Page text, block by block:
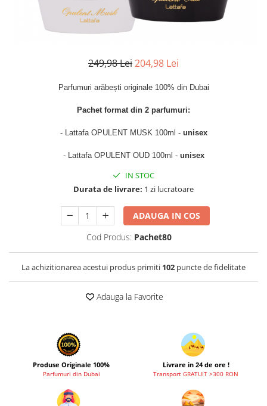
Parfumuri Vanilate
Parfumuri PREMIUM
Parfumuri de SEARA
Parfumuri de VARA
Parfumuri de IARNA
Cadouri pentru EL
Cadouri pentru EA
Al Fakhr Perfumes
Ard al Zaafaran
Armaf
Athoor Al Alam
Fragrance World
Frederic Patric
249,98 Lei204,98 Lei
Parfumuri arăbești originale 100% din Dubai
Pachet format din 2 parfumuri:
- Lattafa OPULENT MUSK 100ml - unisex
- Lattafa OPULENT OUD 100ml - unisex
IN STOC
Durata de livrare: 1 zi lucratoare
ADAUGA IN COS
Cod Produs: Pachet80
La achizitionarea acestui produs primiti 102 puncte de fidelitate
Adauga la Favorite
Produse Originale 100%
Parfumuri din Dubai
Livrare in 24 de ore !
Transport GRATUIT >300 RON